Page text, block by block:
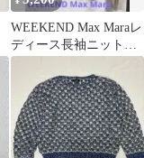
WEEKEND Max Maraレ
ディース長袖ニットセ
ーター